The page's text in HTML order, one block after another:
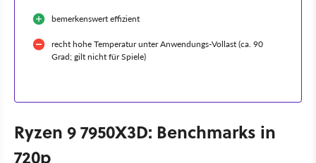
bemerkenswert effizient
recht hohe Temperatur unter Anwendungs-Vollast (ca. 90
Grad; gilt nicht für Spiele)
Ryzen 9 7950X3D: Benchmarks in
720p